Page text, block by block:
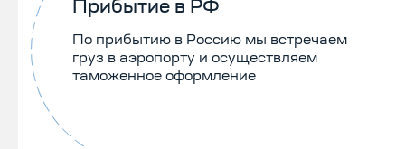
Прибытие в РФ
По прибытию в Россию мы встречаем
груз в аэропорту и осуществляем
таможенное оформление